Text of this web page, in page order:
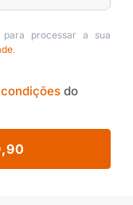
para processar a sua
.
do